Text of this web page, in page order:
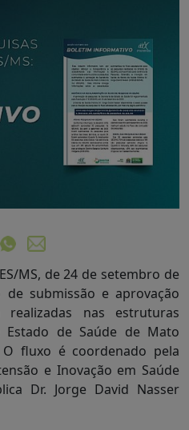
MS, de 24 de setembro de
submissão e aprovação
nas estruturas
Estado de Saúde de Mato
O fluxo é coordenado pela
e Inovação em Saúde
Dr. Jorge David Nasser